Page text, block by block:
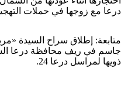
درعا مع زوجها في حملات التهجير
جاسم في ريف محافظة درعا
ذويها لمراسل درعا 24.